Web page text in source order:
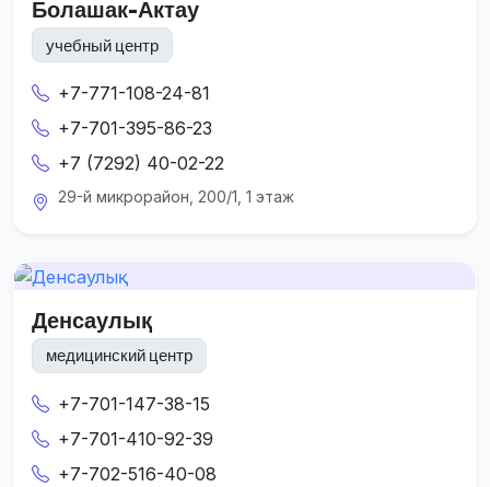
Болашак-Актау
учебный центр
+7-771-108-24-81
+7-701-395-86-23
+7 (7292) 40-02-22
29-й микрорайон, 200/1, 1 этаж
Денсаулық
медицинский центр
+7-701-147-38-15
+7-701-410-92-39
+7-702-516-40-08